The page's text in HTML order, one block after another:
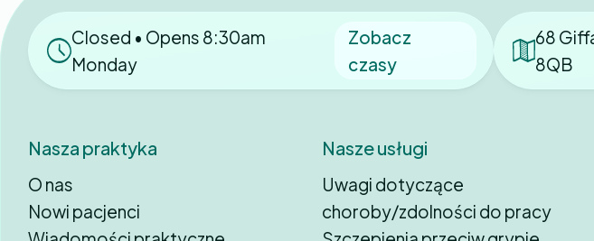
Closed • Opens 8:30am
Monday
Zobacz
czasy
68
8QB
Nasza praktyka
O nas
Nowi pacjenci
Nasze usługi
Uwagi dotyczące
choroby/zdolności do pracy